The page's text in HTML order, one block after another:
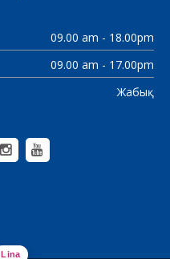
09.00 am - 18.00pm
09.00 am - 17.00pm
Жабық
Lina